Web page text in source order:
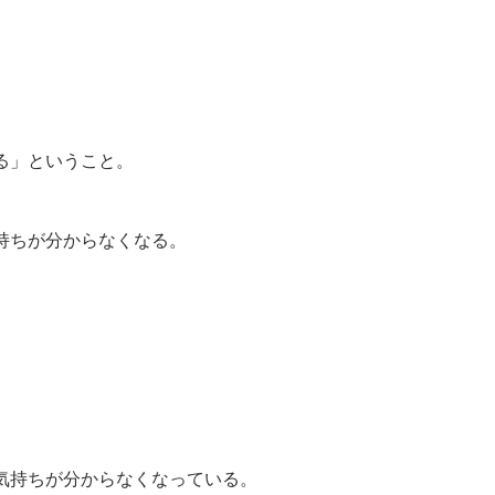
ということ。
が分からなくなる。
ちが分からなくなっている。